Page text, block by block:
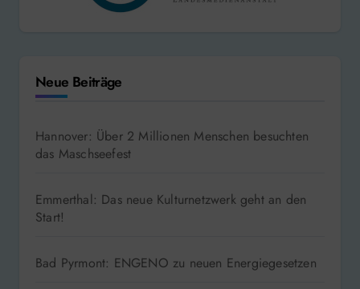
Neue Beiträge
Hannover: Über 2 Millionen Menschen besuchten
das Maschseefest
Emmerthal: Das neue Kulturnetzwerk geht an den
Start!
Bad Pyrmont: ENGENO zu neuen Energiegesetzen